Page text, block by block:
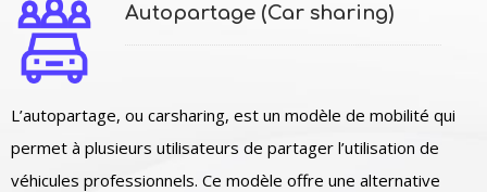
Autopartage (Car sharing)
L’autopartage, ou carsharing, est un modèle de mobilité qui
permet à plusieurs utilisateurs de partager l’utilisation de
véhicules professionnels. Ce modèle offre une alternative